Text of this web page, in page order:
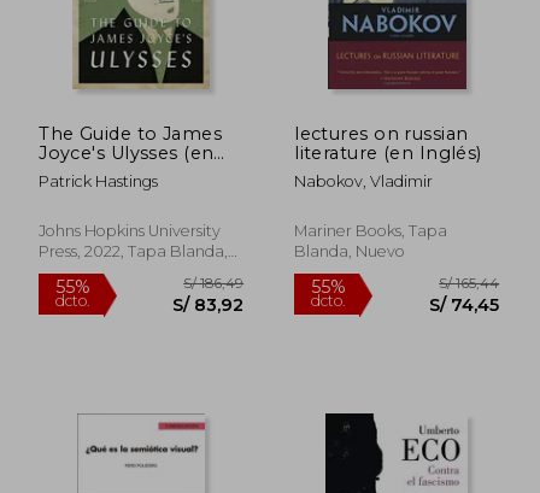
The Guide to James
Joyce's Ulysses (en
Inglés)
Patrick Hastings
Johns Hopkins University
Press, 2022, Tapa Blanda,
Nuevo
lectures on russian
literature (en Inglés)
Nabokov, Vladimir
Mariner Books, Tapa
Blanda, Nuevo